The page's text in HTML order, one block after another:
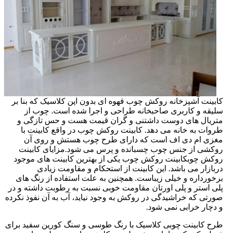
کابینت آشپزخانه روکش چوب قهوه ای بدون اپن کلاسیک که بنا بر
سلیقه و کاربری صاحبخانه طراحی و اجرا شده است. چوب از
متریال های دوست داشتنی و گران قیمت هست و حس تازگی و
طروات به خانه می دهد. کابینت روکش چوب در واقع کابینت با
مغزی ام دی اف است که دارای طرح چوب هستش و روی آن
روکشی از جنس چوب چسبانده و پرس می شود.مزایای کابینت
روکش چوبکابینت روکش چوب یکی از بهترین کابینت های موجود
دربازار می باشد. این کابینت از استحکام و مقاومت زیادی
برخورداره و خیلی زیباست. همچنین به علت استفاده از رنگ های
پلی استر و پلی اورتان مقاومت خوبی نسبت به رطوبت داشته و در
صورتی که خراشیدگی در روکش به وجود نیاید، آب به آن نفوذ نکرده
و دچار خرابی نمی شود.
طرح کابینت چوبی کلاسیک با رنگ طوسی و سنگ کورین سفید برای